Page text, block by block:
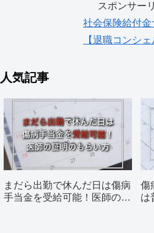
スポンサー
社会保険給付金
【退職コンシェ
人気記事
まだら出勤で休んだ日は傷病
手当金を受給可能！医師の証
傷
は